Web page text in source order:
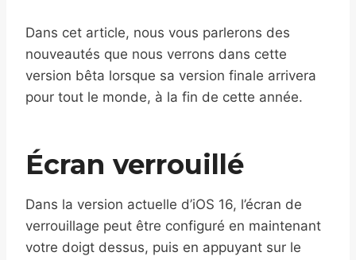
Dans cet article, nous vous parlerons des
nouveautés que nous verrons dans cette
version bêta lorsque sa version finale arrivera
pour tout le monde, à la fin de cette année.
Écran verrouillé
Dans la version actuelle d’iOS 16, l’écran de
verrouillage peut être configuré en maintenant
votre doigt dessus, puis en appuyant sur le